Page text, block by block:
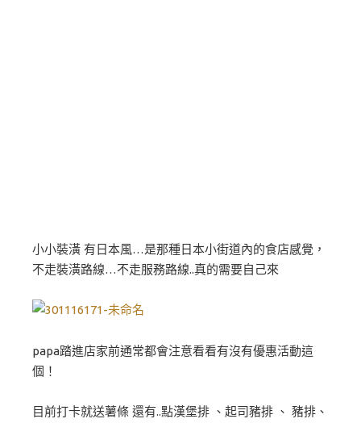
小小裝潢 有日本風…是那種日本小街道內的食店感覺，
不走裝潢路線…不走服務路線..真的需要自己來
papa踏進店家前通常都會注意看看有沒有優惠活動這
個！
目前打卡就送薯條 還有..點漢堡排 、起司豬排 、 豬排、